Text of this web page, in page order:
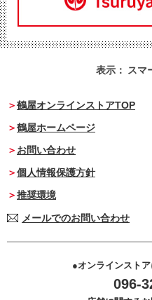
表示： スマ
鶴屋オンラインストアTOP
鶴屋ホームページ
お問い合わせ
個人情報保護方針
推奨環境
メールでのお問い合わせ
オンラインスト
096-